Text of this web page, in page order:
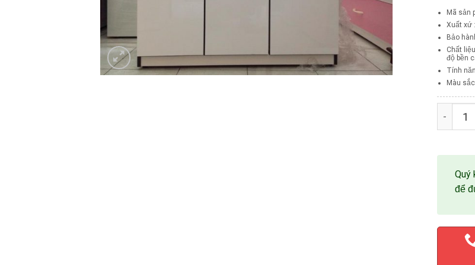
Mã sản
Xuất xứ
Bảo
Chất
độ bền
Tính
Màu
Tủ
Quý
để